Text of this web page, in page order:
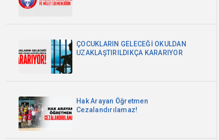
ÇOCUKLARIN GELECEĞİ OKULDAN
UZAKLAŞTIRILDIKÇA KARARIYOR
Hak Arayan Öğretmen
Cezalandırılamaz!